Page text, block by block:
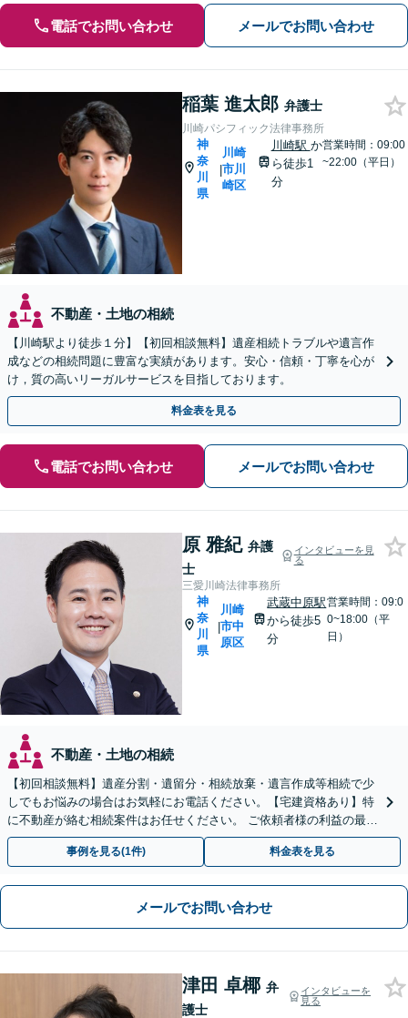
電話でお問い合わせ メールでお問い合わせ
稲葉 進太郎 弁護士
川崎パシフィック法律事務所
神
奈
川
県
|
川崎
市川
崎区
川崎駅 か
ら徒歩1
分
営業時間：09:00
~22:00（平日）
不動産・土地の相続
【川崎駅より徒歩１分】【初回相談無料】遺産相続トラブルや遺言作
成などの相続問題に豊富な実績があります。安心・信頼・丁寧を心が
け，質の高いリーガルサービスを目指しております。
料金表を見る
電話でお問い合わせ メールでお問い合わせ
原 雅紀 弁護
士
インタビューを見
る
三愛川崎法律事務所
神
奈
川
県
|
川崎
市中
原区
武蔵中原駅
から徒歩5
分
営業時間：09:0
0~18:00（平
日）
不動産・土地の相続
【初回相談無料】遺産分割・遺留分・相続放棄・遺言作成等相続で少
しでもお悩みの場合はお気軽にお電話ください。【宅建資格あり】特
に不動産が絡む相続案件はお任せください。 ご依頼者様の利益の最大
化のために最後まで寄り添いサポートいたします。
事例を見る(1件) 料金表を見る
メールでお問い合わせ
津田 卓椰 弁
護士
インタビューを
見る